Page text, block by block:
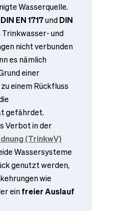
Wasserquelle.
DIN EN 1717undDIN
Trinkwasser- und
nicht verbunden
es nämlich
einer
einem Rückfluss
gefährdet.
Verbot in der
(TrinkwV)
Wassersysteme
genutzt werden,
wie
einfreier Auslauf